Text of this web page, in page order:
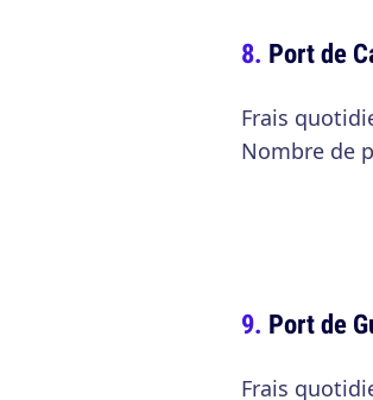
Port de
Frais
Nombre de
Port de
Frais